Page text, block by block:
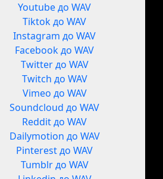
Youtube до WAV
Tiktok до WAV
Instagram до WAV
Facebook до WAV
Twitter до WAV
Twitch до WAV
Vimeo до WAV
Soundcloud до WAV
Reddit до WAV
Dailymotion до WAV
Pinterest до WAV
Tumblr до WAV